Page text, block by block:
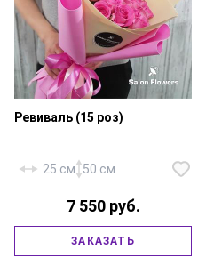
Роза «Россия Ревиваль» — 15
шт., фирменная упаковка,
Ревиваль (15 роз)
25 см 50 см
7 550 руб.
ЗАКАЗАТЬ